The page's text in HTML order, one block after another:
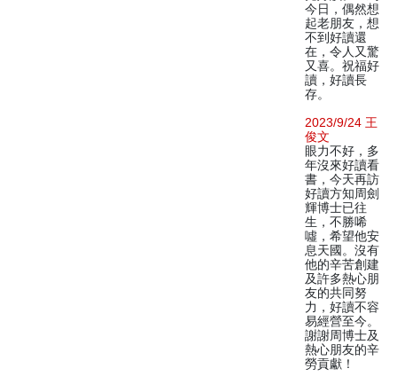
今日，偶然想
起老朋友，想
不到好讀還
在，令人又驚
又喜。祝福好
讀，好讀長
存。
2023/9/24 王
俊文
眼力不好，多
年沒來好讀看
書，今天再訪
好讀方知周劍
輝博士已往
生，不勝唏
噓，希望他安
息天國。沒有
他的辛苦創建
及許多熱心朋
友的共同努
力，好讀不容
易經營至今。
謝謝周博士及
熱心朋友的辛
勞貢獻！